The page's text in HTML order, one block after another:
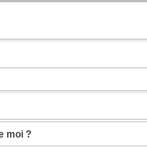
moi ?